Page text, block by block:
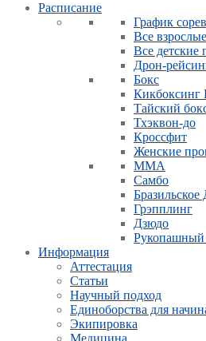
Расписание
График
Все
Все детские
Дрон-
Бокс
Кикбоксинг
Тайский
Тхэквон-до
Кроссфит
Женские
ММА
Самбо
Грэпплинг
Дзюдо
Рукопашный
Информация
Аттестация
Статьи
Научный подход
Единоборства для
Экипировка